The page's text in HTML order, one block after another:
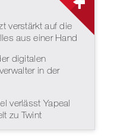
verstärkt auf die
aus einer Hand
digitalen
in der
verlässt Yapeal
zu Twint